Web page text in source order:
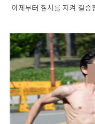
이제부터 질서를 지켜 결